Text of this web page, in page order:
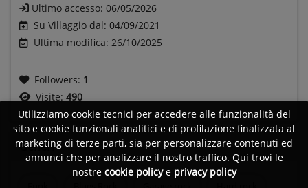
Ultimo accesso: 06/05/2026
Su Villaggio dal: 04/09/2021
Ultima modifica: 26/10/2025
Followers: 1
Visite: 490
Generi
Utilizziamo cookie tecnici per accedere alle funzionalità del
sito e cookie funzionali analitici e di profilazione finalizzata al
marketing di terze parti, sia per personalizzare contenuti ed
annunci che per analizzare il nostro traffico. Qui trovi le
nostre cookie policye privacy policy